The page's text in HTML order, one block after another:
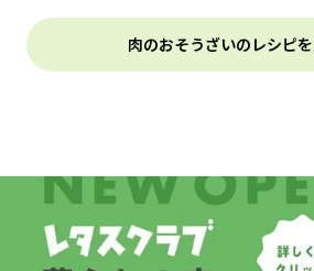
肉のおそうざいのレシピ